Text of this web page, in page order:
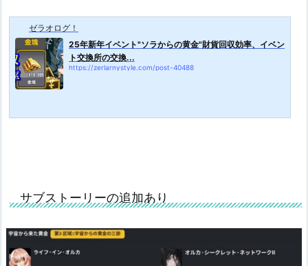
ゼラオログ！
25年新年イベント"ソラからの黄金"財貨回収効率、イベン
ト交換所の交換...
https://zerlarnystyle.com/post-40488
サブストーリーの追加あり